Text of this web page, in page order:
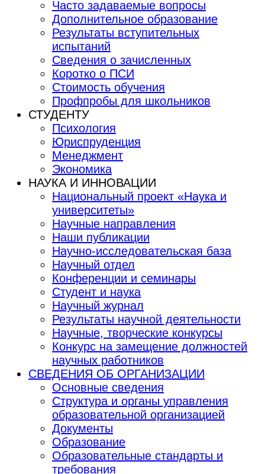
Часто задаваемые вопросы
Дополнительное образование
Результаты вступительных
испытаний
Сведения о зачисленных
Коротко о ПСИ
Стоимость обучения
Профпробы для школьников
СТУДЕНТУ
Психология
Юриспруденция
Менеджмент
Экономика
НАУКА И ИННОВАЦИИ
Национальный проект «Наука и
университеты»
Научные направления
Наши публикации
Научно-исследовательская база
Научный отдел
Конференции и семинары
Студент и наука
Научный журнал
Результаты научной деятельности
Научные, творческие конкурсы
Конкурс на замещение должностей
научных работников
СВЕДЕНИЯ ОБ ОРГАНИЗАЦИИ
Основные сведения
Структура и органы управления
образовательной организацией
Документы
Образование
Образовательные стандарты и
требования